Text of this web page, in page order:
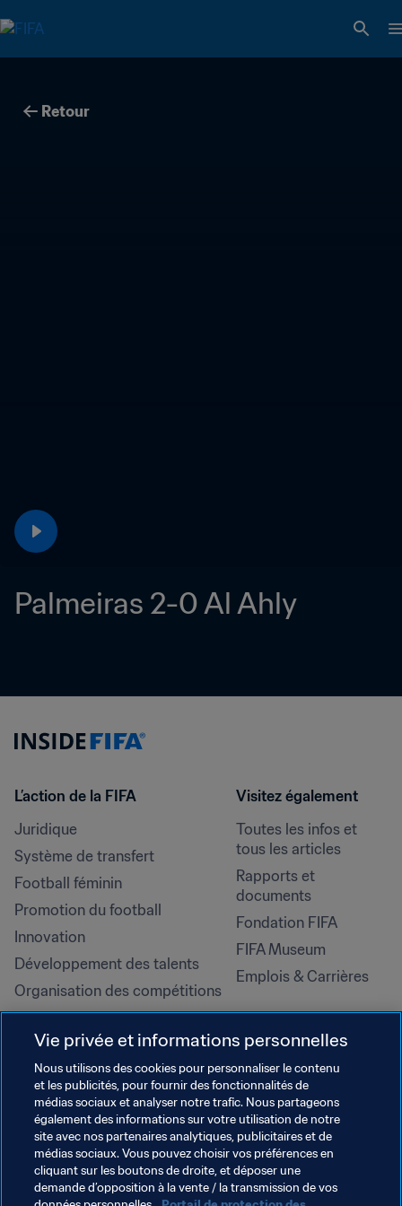
Retour
Palmeiras 2-0 Al Ahly
L’action de la FIFA
Juridique
Système de transfert
Football féminin
Promotion du football
Innovation
Développement des talents
Organisation des compétitions
Développement durable
Droits de l'homme et lutte contre
la discrimination
Santé et médical
Initiatives en matière de
formation
Visitez également
Toutes les infos et
tous les articles
Rapports et
documents
Fondation FIFA
FIFA Museum
Emplois & Carrières
Vie privée et informations personnelles
Nous utilisons des cookies pour personnaliser le contenu
et les publicités, pour fournir des fonctionnalités de
médias sociaux et analyser notre trafic. Nous partageons
également des informations sur votre utilisation de notre
site avec nos partenaires analytiques, publicitaires et de
médias sociaux. Vous pouvez choisir vos préférences en
cliquant sur les boutons de droite, et déposer une
demande d’opposition à la vente / la transmission de vos